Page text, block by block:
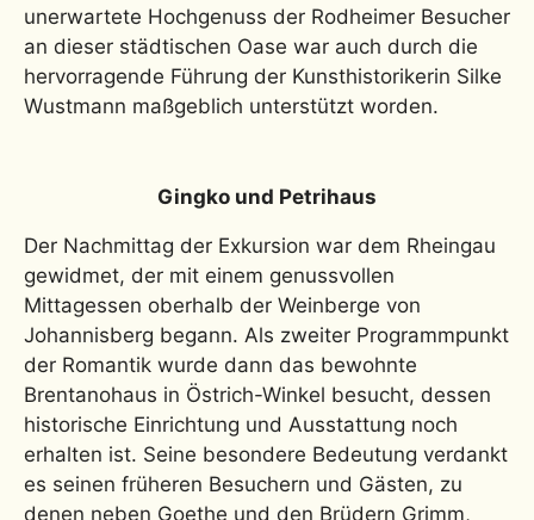
unerwartete Hochgenuss der Rodheimer Besucher
an dieser städtischen Oase war auch durch die
hervorragende Führung der Kunsthistorikerin Silke
Wustmann maßgeblich unterstützt worden.
Gingko und Petrihaus
Der Nachmittag der Exkursion war dem Rheingau
gewidmet, der mit einem genussvollen
Mittagessen oberhalb der Weinberge von
Johannisberg begann. Als zweiter Programmpunkt
der Romantik wurde dann das bewohnte
Brentanohaus in Östrich-Winkel besucht, dessen
historische Einrichtung und Ausstattung noch
erhalten ist. Seine besondere Bedeutung verdankt
es seinen früheren Besuchern und Gästen, zu
denen neben Goethe und den Brüdern Grimm,